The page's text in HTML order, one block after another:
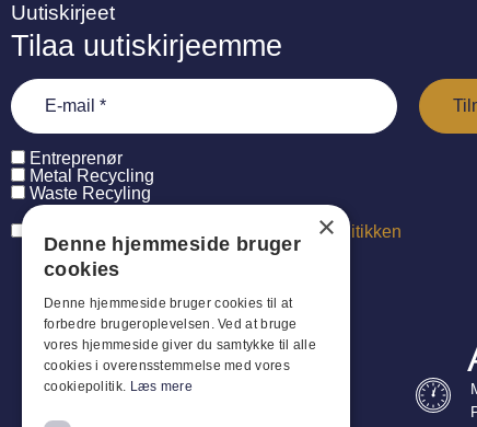
Uutiskirjeet
Tilaa uutiskirjeemme
Entreprenør
Metal Recycling
Waste Recyling
persondatapolitikken
×
Denne hjemmeside bruger
cookies
Denne hjemmeside bruger cookies til at
forbedre brugeroplevelsen. Ved at bruge
vores hjemmeside giver du samtykke til alle
cookies i overensstemmelse med vores
cookiepolitik. Læs mere